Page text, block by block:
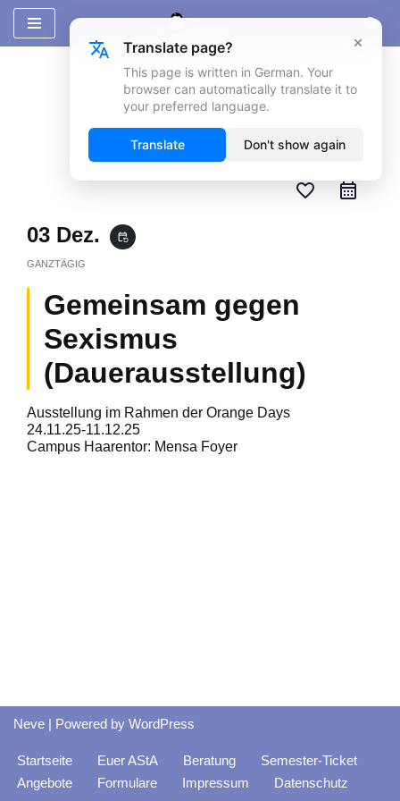
Zum
favorite_border
03 Dez. event_repeat
GANZTÄGIG
Gemeinsam gegen
Sexismus
(Dauerausstellung)
Ausstellung im Rahmen der Orange Days
24.11.25-11.12.25
Campus Haarentor: Mensa Foyer
Neve | Powered by WordPress
Startseite Euer AStA Beratung
Semester-Ticket
Angebote
Formulare Impressum Datenschutz
Translate page?
This page is written in German. Your
browser can automatically translate it to
your preferred language.
Translate Don't show again
×